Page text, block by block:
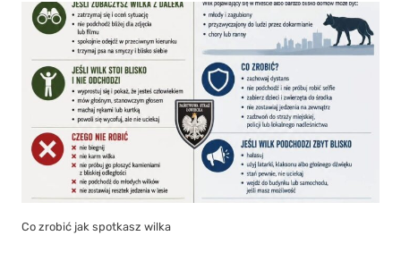
Co zrobić jak spotkasz wilka